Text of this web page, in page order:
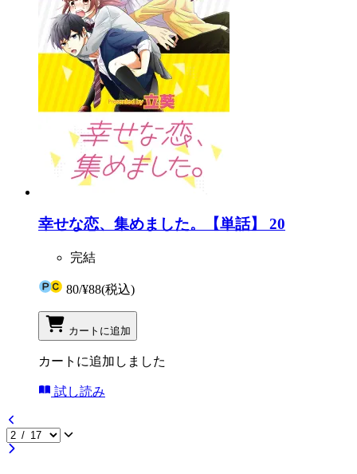
幸せな恋、集めました。【単話】 20
完結
80/¥88(税込)
カートに追加
カートに追加しました
試し読み